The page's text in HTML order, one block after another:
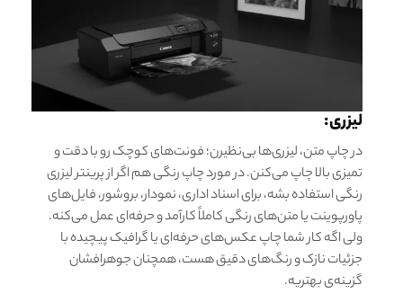
لیزری:
در چاپ متن، لیزری‌ها بی‌نظیرن؛ فونت‌های کوچک رو با دقت و
تمیزی بالا چاپ می‌کنن. در مورد چاپ رنگی هم اگر از پرینتر لیزری
رنگی استفاده بشه، برای اسناد اداری، نمودار، بروشور، فایل‌های
پاورپوینت یا متن‌های رنگی کاملاً کارآمد و حرفه‌ای عمل می‌کنه.
ولی اگه کار شما چاپ عکس‌های حرفه‌ای یا گرافیک پیچیده با
جزئیات نازک و رنگ‌های دقیق هست، همچنان جوهرافشان
گزینه‌ی بهتریه.